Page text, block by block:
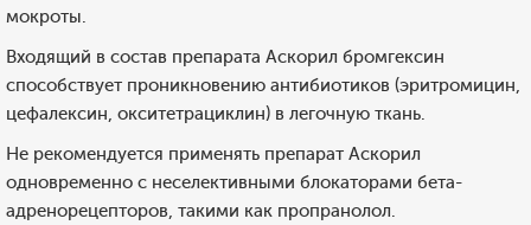
мокроты.
Входящий в состав препарата Аскорил бромгексин
способствует проникновению антибиотиков (эритромицин,
цефалексин, окситетрациклин) в легочную ткань.
Не рекомендуется применять препарат Аскорил
одновременно с неселективными блокаторами бета-
адренорецепторов, такими как пропранолол.